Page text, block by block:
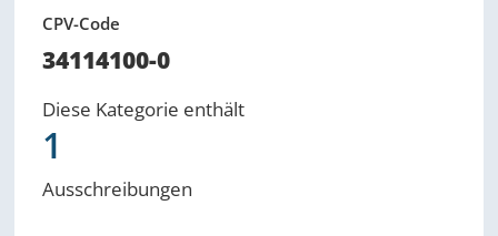
CPV-Code
34114100-0
Diese Kategorie enthält
1
Ausschreibungen